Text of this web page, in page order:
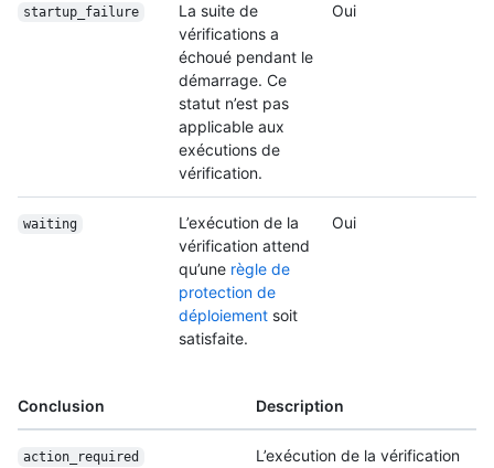
startup_failure
La suite de
vérifications a
échoué pendant le
démarrage. Ce
statut n’est pas
applicable aux
exécutions de
vérification.
Oui
waiting
L’exécution de la
vérification attend
qu’une règle de
protection de
déploiement soit
satisfaite.
Oui
Conclusion Description
action_required
L’exécution de la vérification